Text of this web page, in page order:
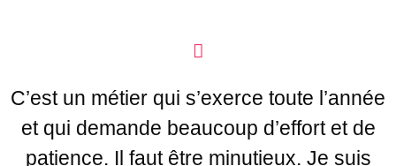
C’est un métier qui s’exerce toute l’année
et qui demande beaucoup d’effort et de
patience. Il faut être minutieux. Je suis